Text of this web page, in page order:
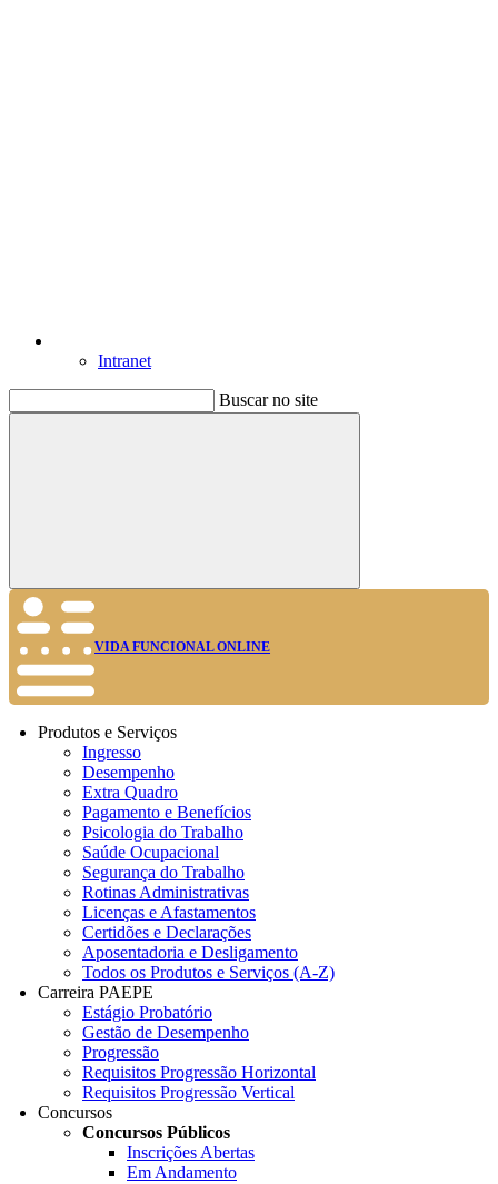
Intranet
Buscar no site
Buscar
VIDA FUNCIONAL ONLINE
Produtos e Serviços
Ingresso
Desempenho
Extra Quadro
Pagamento e Benefícios
Psicologia do Trabalho
Saúde Ocupacional
Segurança do Trabalho
Rotinas Administrativas
Licenças e Afastamentos
Certidões e Declarações
Aposentadoria e Desligamento
Todos os Produtos e Serviços (A-Z)
Carreira PAEPE
Estágio Probatório
Gestão de Desempenho
Progressão
Requisitos Progressão Horizontal
Requisitos Progressão Vertical
Concursos
Concursos Públicos
Inscrições Abertas
Em Andamento